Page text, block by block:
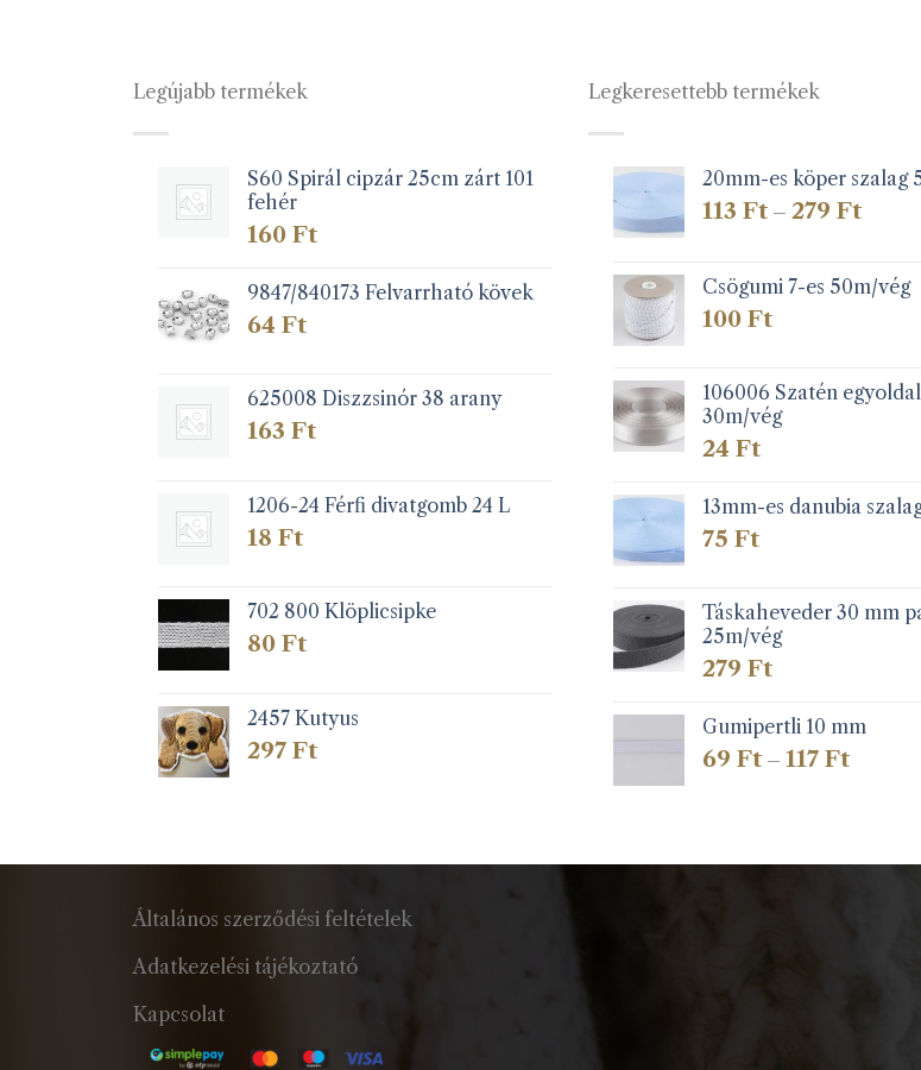
Legújabb termékek
S60 Spirál cipzár 25cm zárt 101
fehér
160 Ft
9847/840173 Felvarrható kövek
64 Ft
625008 Diszzsinór 38 arany
163 Ft
1206-24 Férfi divatgomb 24 L
18 Ft
702 800 Klöplicsipke
80 Ft
2457 Kutyus
297 Ft
Legkeresettebb termékek
20mm-es köper szalag
113Ft – 279Ft
279 Ft
Csögumi 7-es 50m/vég
100Ft
106006 Szatén
30m/vég
24Ft
13mm-es danubia
75Ft
Táskaheveder 30 mm
25m/vég
279Ft
Gumipertli 10 mm
69Ft – 117Ft
Általános szerződési feltételek
Adatkezelési tájékoztató
Kapcsolat